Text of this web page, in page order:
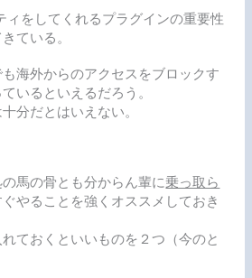
ィをしてくれるプラグインの重要性
ている。
海外からのアクセスをブロックす
いるといえるだろう。
分だとはいえない。
馬の骨とも分からん輩に乗っ取ら
ぐやることを強くオススメしておき
ておくといいものを２つ（今のと